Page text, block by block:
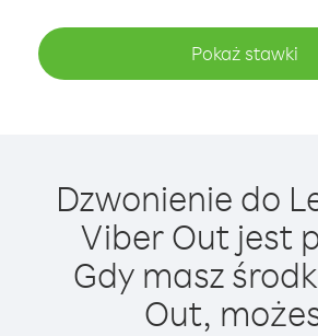
Pokaż stawki
Dzwonienie do
Viber Out jest
Gdy masz
Out,